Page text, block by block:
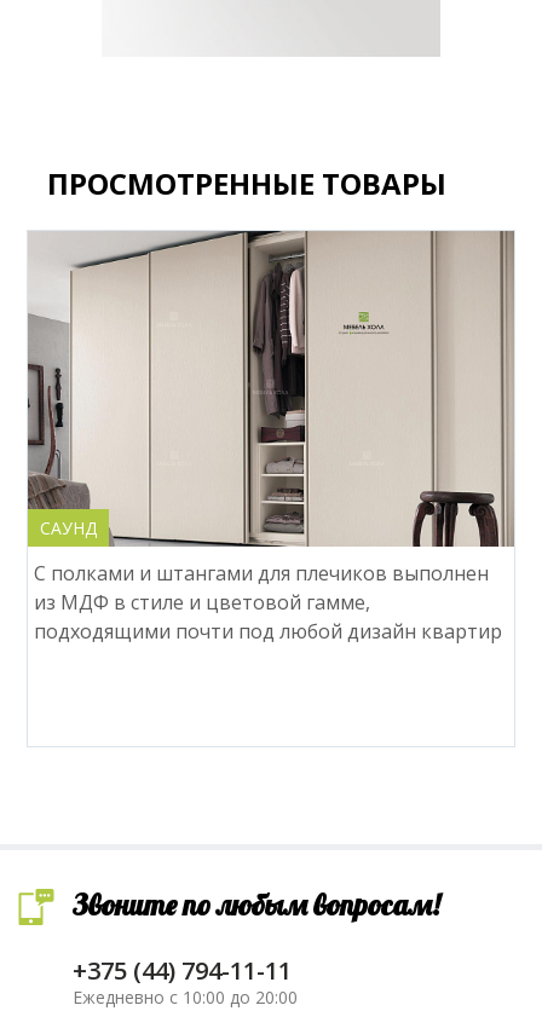
ПРОСМОТРЕННЫЕ ТОВАРЫ
САУНД
С полками и штангами для плечиков выполнен
из МДФ в стиле и цветовой гамме,
подходящими почти под любой дизайн квартир
Звоните по любым вопросам!
+375 (44) 794-11-11
Ежедневно с 10:00 до 20:00